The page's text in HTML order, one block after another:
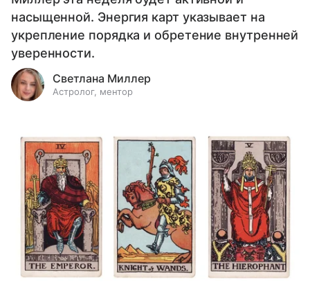
насыщенной. Энергия карт указывает на
укрепление порядка и обретение внутренней
уверенности.
Светлана Миллер
Астролог, ментор